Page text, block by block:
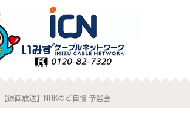
【録画放送】NHKのど自慢 予選会